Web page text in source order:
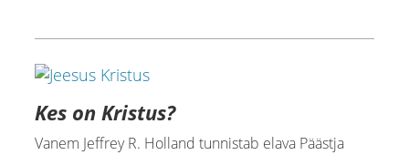
Kes on Kristus?
Vanem Jeffrey R. Holland tunnistab elava Päästja